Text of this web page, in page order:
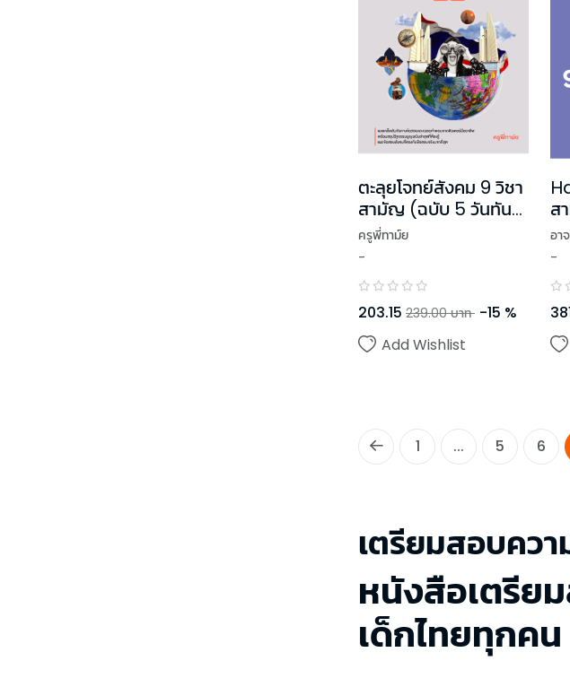
ตะลุยโจทย์สังคม 9 วิชา
สามัญ (ฉบับ 5 วันทัน
สอบ)
ครูพี่ทาม์ย
-
203.15 239.00 บาท -15 %
Add Wishlist
ส
อา
-
1 ... 5 6
เตรียมสอบคว
หนังสือเตรีย
เด็กไทยทุกคน